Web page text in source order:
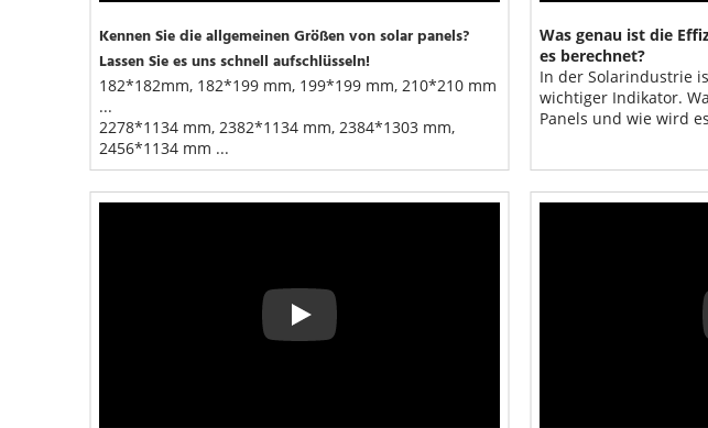
Kennen Sie die allgemeinen Größen von solar panels?
Lassen Sie es uns schnell aufschlüsseln!
182*182mm, 182*199 mm, 199*199 mm, 210*210 mm
...
2278*1134 mm, 2382*1134 mm, 2384*1303 mm,
2456*1134 mm ...
Was genau ist die
es berechnet?
In der Solarindustrie
wichtiger Indikator.
Panels und wie wird
Play